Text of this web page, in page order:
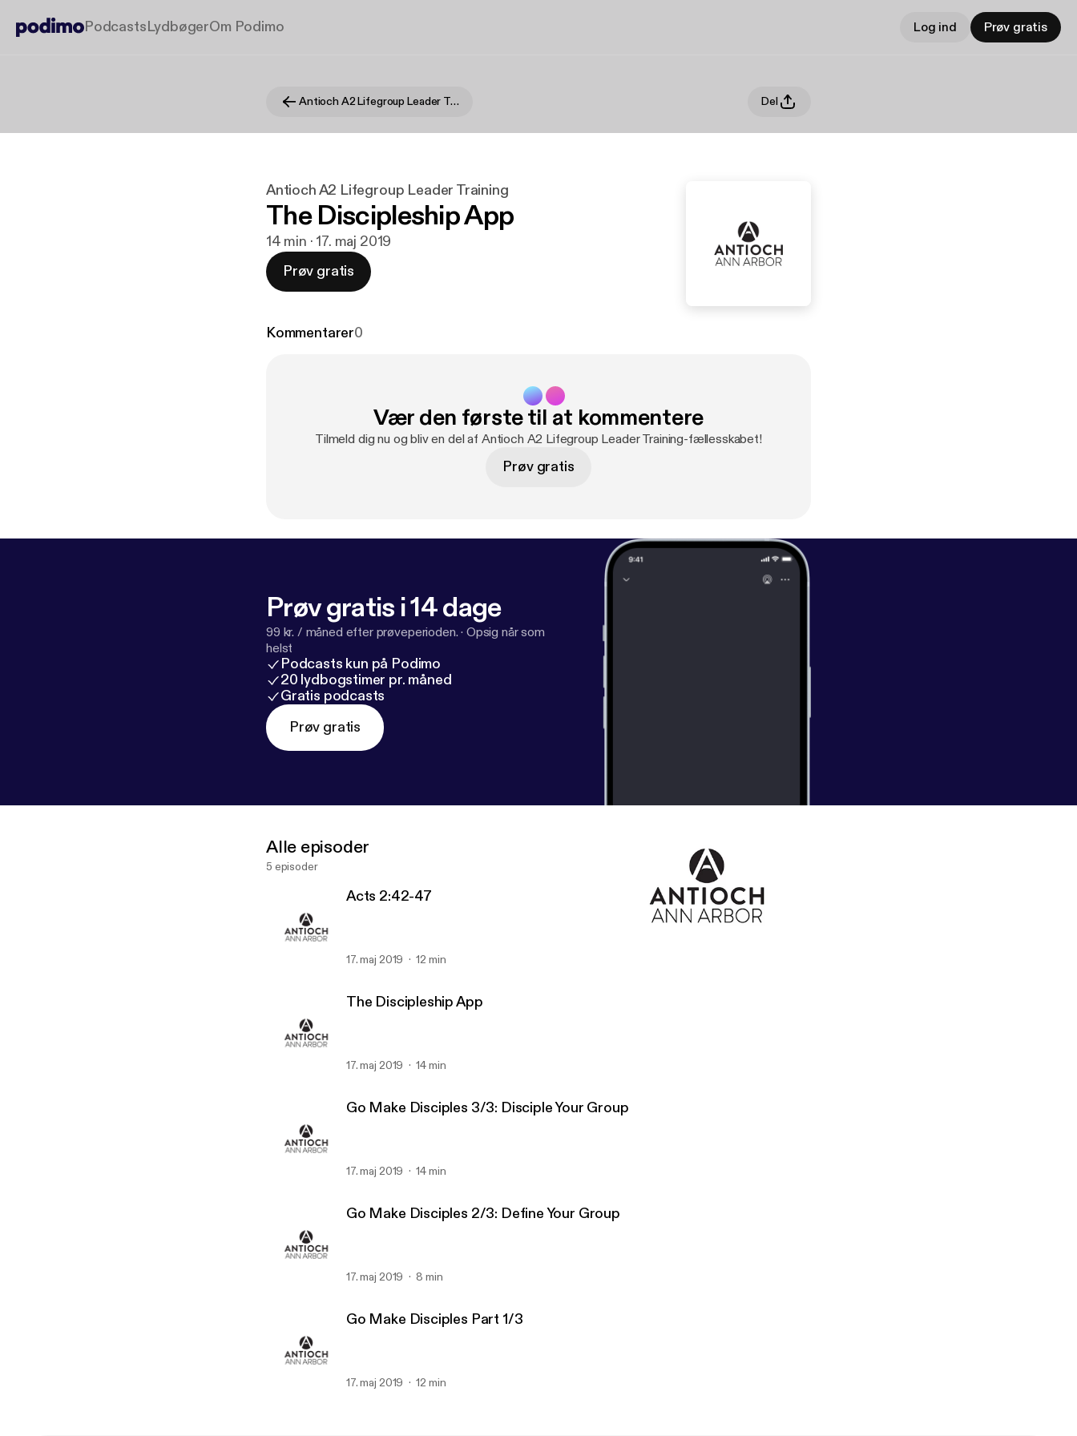
PodcastsLydbøgerOm Podimo Log ind Prøv gratis
Antioch A2 Lifegroup Leader Training Del
Antioch A2 Lifegroup Leader Training
The Discipleship App
14 min · 17. maj 2019
Prøv gratis
Kommentarer0
Vær den første til at kommentere
Tilmeld dig nu og bliv en del af Antioch A2 Lifegroup Leader Training-fællesskabet!
Prøv gratis
Prøv gratis i 14 dage
99 kr. / måned efter prøveperioden. · Opsig når som
helst
Podcasts kun på Podimo
20 lydbogstimer pr. måned
Gratis podcasts
Prøv gratis
Alle episoder
5 episoder
Acts 2:42-47
17. maj 2019 12 min
The Discipleship App
17. maj 2019 14 min
Go Make Disciples 3/3: Disciple Your Group
17. maj 2019 14 min
Go Make Disciples 2/3: Define Your Group
17. maj 2019 8 min
Go Make Disciples Part 1/3
17. maj 2019 12 min